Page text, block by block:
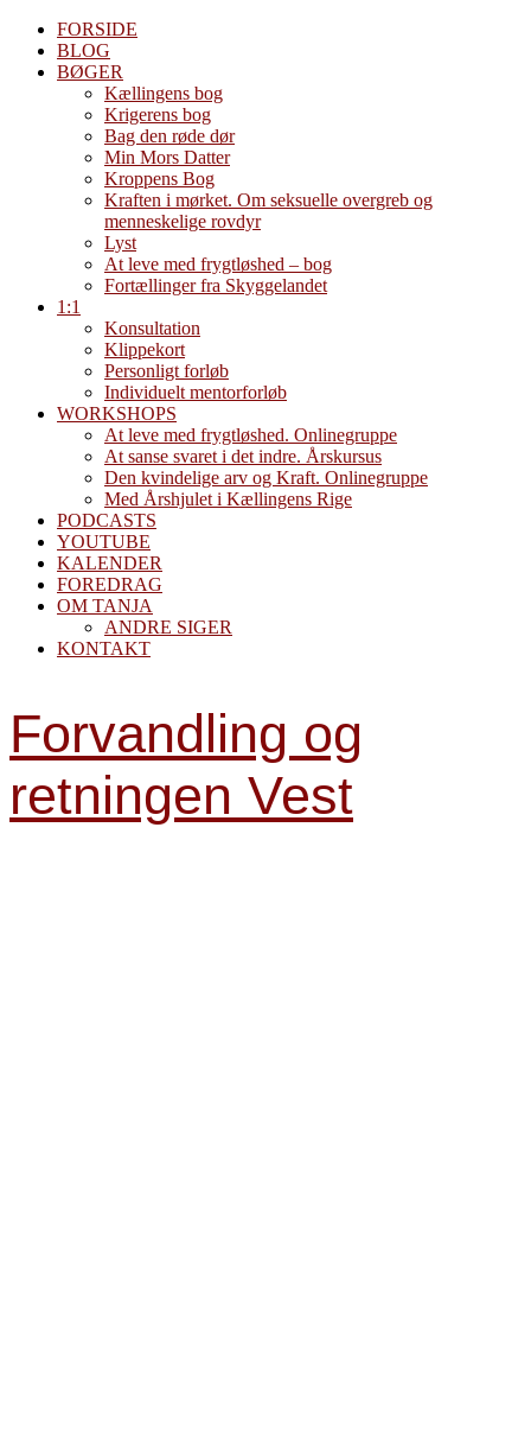
FORSIDE
BLOG
BØGER
Kællingens bog
Krigerens bog
Bag den røde dør
Min Mors Datter
Kroppens Bog
Kraften i mørket. Om seksuelle overgreb og
menneskelige rovdyr
Lyst
At leve med frygtløshed – bog
Fortællinger fra Skyggelandet
1:1
Konsultation
Klippekort
Personligt forløb
Individuelt mentorforløb
WORKSHOPS
At leve med frygtløshed. Onlinegruppe
At sanse svaret i det indre. Årskursus
Den kvindelige arv og Kraft. Onlinegruppe
Med Årshjulet i Kællingens Rige
PODCASTS
YOUTUBE
KALENDER
FOREDRAG
OM TANJA
ANDRE SIGER
KONTAKT
Forvandling og
retningen Vest